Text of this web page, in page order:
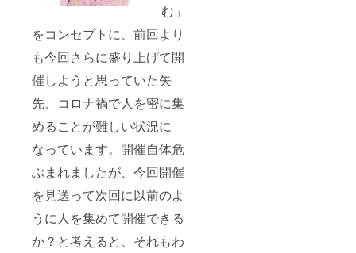
む」
をコンセプトに、前回より
も今回さらに盛り上げて開
催しようと思っていた矢
先、コロナ禍で人を密に集
めることが難しい状況に
なっています。開催自体危
ぶまれましたが、今回開催
を見送って次回に以前のよ
うに人を集めて開催できる
か？と考えると、それもわ